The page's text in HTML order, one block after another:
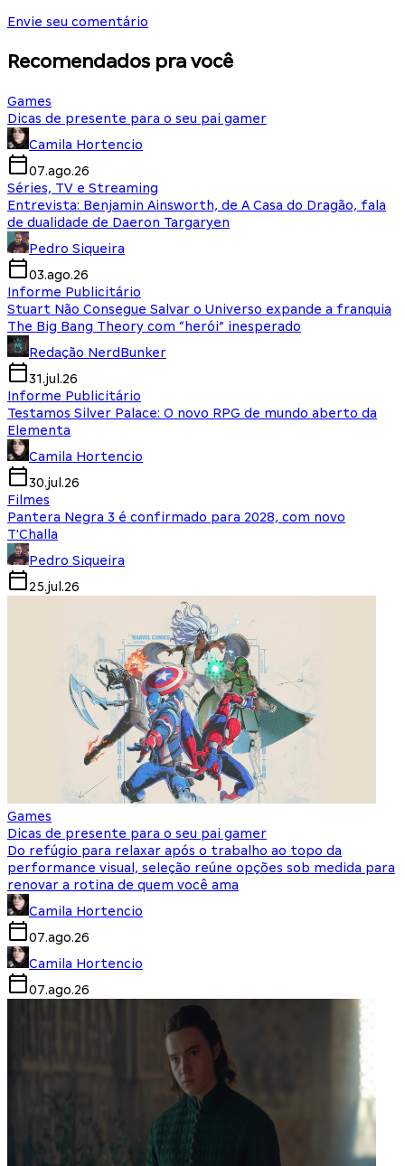
Envie seu comentário
Recomendados pra você
Games
Dicas de presente para o seu pai gamer
Camila Hortencio
07.ago.26
Séries, TV e Streaming
Entrevista: Benjamin Ainsworth, de A Casa do Dragão, fala
de dualidade de Daeron Targaryen
Pedro Siqueira
03.ago.26
Informe Publicitário
Stuart Não Consegue Salvar o Universo expande a franquia
The Big Bang Theory com “herói” inesperado
Redação NerdBunker
31.jul.26
Informe Publicitário
Testamos Silver Palace: O novo RPG de mundo aberto da
Elementa
Camila Hortencio
30.jul.26
Filmes
Pantera Negra 3 é confirmado para 2028, com novo
T'Challa
Pedro Siqueira
25.jul.26
Games
Dicas de presente para o seu pai gamer
Do refúgio para relaxar após o trabalho ao topo da
performance visual, seleção reúne opções sob medida para
renovar a rotina de quem você ama
Camila Hortencio
07.ago.26
Camila Hortencio
07.ago.26